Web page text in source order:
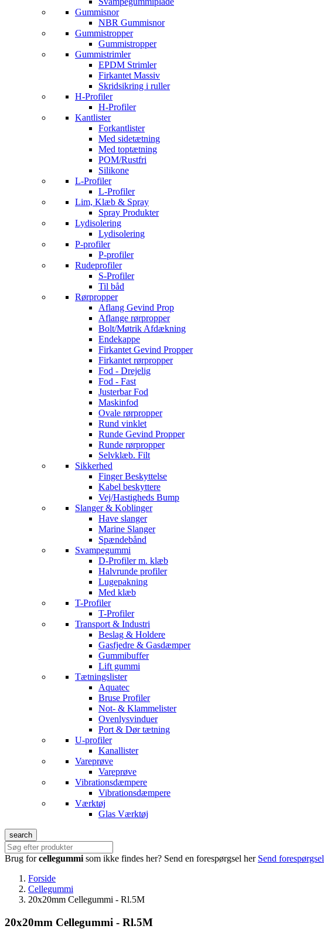
Gummisnor
NBR Gummisnor
Gummistropper
Gummistropper
Gummistrimler
EPDM Strimler
Firkantet Massiv
Skridsikring i ruller
H-Profiler
H-Profiler
Kantlister
Forkantlister
Med sidetætning
Med toptætning
POM/Rustfri
Silikone
L-Profiler
L-Profiler
Lim, Klæb & Spray
Spray Produkter
Lydisolering
Lydisolering
P-profiler
P-profiler
Rudeprofiler
S-Profiler
Til båd
Rørpropper
Aflang Gevind Prop
Aflange rørpropper
Bolt/Møtrik Afdækning
Endekappe
Firkantet Gevind Propper
Firkantet rørpropper
Fod - Drejelig
Fod - Fast
Justerbar Fod
Maskinfod
Ovale rørpropper
Rund vinklet
Runde Gevind Propper
Runde rørpropper
Selvklæb. Filt
Sikkerhed
Finger Beskyttelse
Kabel beskyttere
Vej/Hastigheds Bump
Slanger & Koblinger
Have slanger
Marine Slanger
Spændebånd
Svampegummi
D-Profiler m. klæb
Halvrunde profiler
Lugepakning
Med klæb
T-Profiler
T-Profiler
Transport & Industri
Beslag & Holdere
Gasfjedre & Gasdæmper
Gummibuffer
Lift gummi
Tætningslister
Aquatec
Bruse Profiler
Not- & Klammelister
Ovenlysvinduer
Port & Dør tætning
U-profiler
Kanallister
Vareprøve
Vareprøve
Vibrationsdæmpere
Vibrationsdæmpere
Værktøj
Glas Værktøj
search
Brug forcellegummi som ikke findes her? Send en forespørgsel her Send forespørgsel
Forside
Cellegummi
20x20mm Cellegummi - Rl.5M
20x20mm Cellegummi - Rl.5M